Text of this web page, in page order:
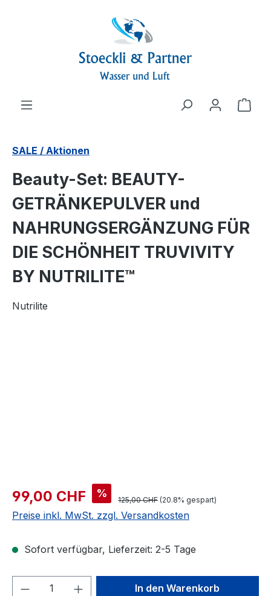
SALE / Aktionen
Beauty-Set: BEAUTY-
GETRÄNKEPULVER und
NAHRUNGSERGÄNZUNG FÜR
DIE SCHÖNHEIT TRUVIVITY
BY NUTRILITE™
Nutrilite
99,00 CHF %
125,00 CHF (20.8% gespart)
Preise inkl. MwSt. zzgl. Versandkosten
Sofort verfügbar, Lieferzeit: 2-5 Tage
Produkt Anzahl: Gib denIn den Warenkorb